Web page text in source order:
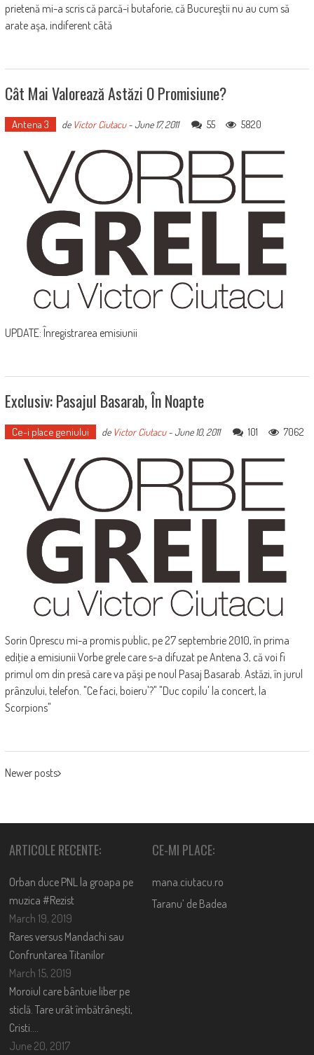
prietenă mi-a scris că parcă-i butaforie, că Bucureştii nu au cum să
arate aşa, indiferent câtă
Cât Mai Valorează Astăzi O Promisiune?
Antena 3 de Victor Ciutacu-June 17, 2011 55 5820
UPDATE: Înregistrarea emisiunii
Exclusiv: Pasajul Basarab, În Noapte
Ce-i place geniului de Victor Ciutacu-June 10, 2011 101 7062
Sorin Oprescu mi-a promis public, pe 27 septembrie 2010, în prima
ediţie a emisiunii Vorbe grele care s-a difuzat pe Antena 3, că voi fi
primul om din presă care va păşi pe noul Pasaj Basarab. Astăzi, în jurul
prânzului, telefon. "Ce faci, boieru'?" "Duc copilu' la concert, la
Scorpions"
POSTS
Newer posts
ARTICOLE RECENTE:
Orban duce PNL la groapa pe
muzica #Rezist
March 19, 2019
Rares versus Mandachi sau
Confruntarea Titanilor
March 15, 2019
Moroiul care bântuie liber pe
sticlă. Tare urât îmbătrânești,
Cristi….
June 20, 2017
CE-MI PLACE:
mana.ciutacu.ro
Taranu’ de Badea